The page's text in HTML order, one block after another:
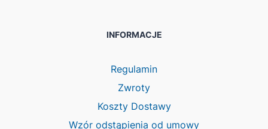
INFORMACJE
Regulamin
Zwroty
Koszty Dostawy
Wzór odstąpienia od umowy